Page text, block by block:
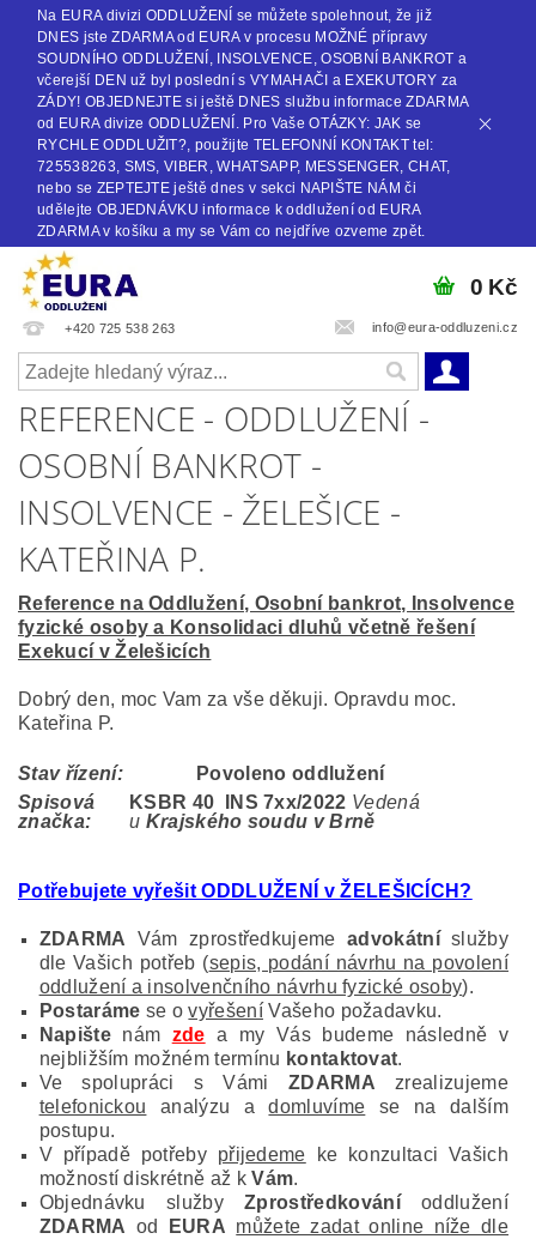
Na EURA divizi ODDLUŽENÍ se můžete spolehnout, že již
DNES jste ZDARMA od EURA v procesu MOŽNÉ přípravy
SOUDNÍHO ODDLUŽENÍ, INSOLVENCE, OSOBNÍ BANKROT a
včerejší DEN už byl poslední s VYMAHAČI a EXEKUTORY za
ZÁDY! OBJEDNEJTE si ještě DNES službu informace ZDARMA
od EURA divize ODDLUŽENÍ. Pro Vaše OTÁZKY: JAK se
RYCHLE ODDLUŽIT?, použijte TELEFONNÍ KONTAKT tel:
725538263, SMS, VIBER, WHATSAPP, MESSENGER, CHAT,
nebo se ZEPTEJTE ještě dnes v sekci NAPIŠTE NÁM či
udělejte OBJEDNÁVKU informace k oddlužení od EURA
ZDARMA v košíku a my se Vám co nejdříve ozveme zpět.
+420 725 538 263 info@eura-oddluzeni.cz
0 Kč
REFERENCE - ODDLUŽENÍ -
OSOBNÍ BANKROT -
INSOLVENCE - ŽELEŠICE -
KATEŘINA P.
Reference na Oddlužení, Osobní bankrot, Insolvence
fyzické osoby a Konsolidaci dluhů včetně řešení
Exekucí v Želešicích
Dobrý den, moc Vam za vše děkuji. Opravdu moc.
Kateřina P.
Stav řízení:
Povoleno oddlužení
Spisová
značka:
KSBR 40 INS 7xx/2022 Vedená
u Krajského soudu v Brně
Potřebujete vyřešit ODDLUŽENÍ v ŽELEŠICÍCH?
ZDARMA Vám zprostředkujeme advokátníslužby
dle Vašich potřeb (sepis, podání návrhu na povolení
oddlužení a insolvenčního návrhu fyzické osoby).
Postaráme se ovyřešeníVašeho požadavku.
Napištenám zde a my Vás budeme následně v
nejbližším možném termínu kontaktovat.
Ve spolupráci s Vámi ZDARMA zrealizujeme
telefonickou analýzu adomluvíme se na dalším
postupu.
V případě potřeby přijedeme ke konzultaci Vašich
možností diskrétně až kVám.
Objednávku služby
Zprostředkováníoddlužení
ZDARMA od EURA můžete zadat online níže dle